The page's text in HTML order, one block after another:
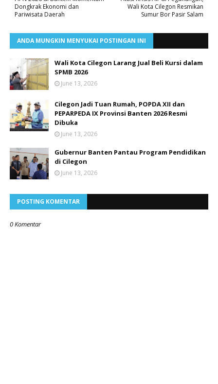
Wali Kota Cilegon Resmikan
Sumur Bor Pasir Salam
Dongkrak Ekonomi dan
Pariwisata Daerah
ANDA MUNGKIN MENYUKAI POSTINGAN INI
Wali Kota Cilegon Larang Jual Beli Kursi dalam
SPMB 2026
June 13, 2026
Cilegon Jadi Tuan Rumah, POPDA XII dan
PEPARPEDA IX Provinsi Banten 2026 Resmi
Dibuka
June 13, 2026
Gubernur Banten Pantau Program Pendidikan
di Cilegon
June 13, 2026
POSTING KOMENTAR
0 Komentar